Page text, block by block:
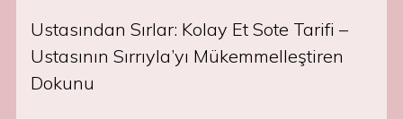
Ustasından Sırlar: Kolay Et Sote Tarifi –
Ustasının Sırrıyla’yı Mükemmelleştiren
Dokunu